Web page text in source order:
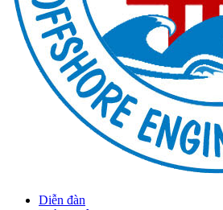
Diễn đàn